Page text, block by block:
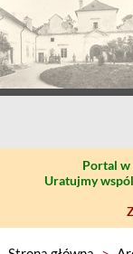
Portal w
Uratujmy